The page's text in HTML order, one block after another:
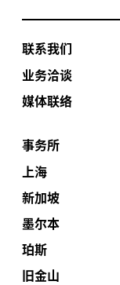
联系我们
业务洽谈
媒体联络
事务所
上海
新加坡
墨尔本
珀斯
旧金山